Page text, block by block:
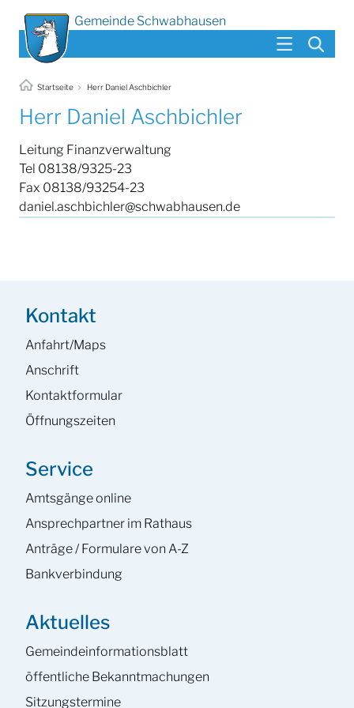
Gemeinde Schwabhausen
Startseite Herr Daniel Aschbichler
Herr Daniel Aschbichler
Leitung Finanzverwaltung
Tel 08138/9325-23
Fax 08138/93254-23
daniel.aschbichler@schwabhausen.de
Kontakt
Anfahrt/Maps
Anschrift
Kontaktformular
Öffnungszeiten
Service
Amtsgänge online
Ansprech­partner im Rathaus
Anträge / Formulare von A-Z
Bankverbindung
Aktuelles
Gemeinde­informations­blatt
öffentliche Bekanntmachungen
Sitzungstermine